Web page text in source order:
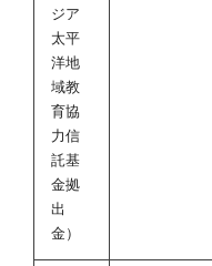
ジア
太平
洋地
域教
育協
力信
託基
金拠
出
金）